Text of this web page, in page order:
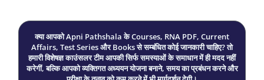
क्या आपको Apni Pathshala के Courses, RNA PDF, Current
Affairs, Test Series और Books से सम्बंधित कोई जानकारी चाहिए? तो
हमारी विशेषज्ञ काउंसलर टीम आपकी सिर्फ समस्याओं के समाधान में ही मदद नहीं
करेगीं, बल्कि आपको व्यक्तिगत अध्ययन योजना बनाने, समय का प्रबंधन करने और